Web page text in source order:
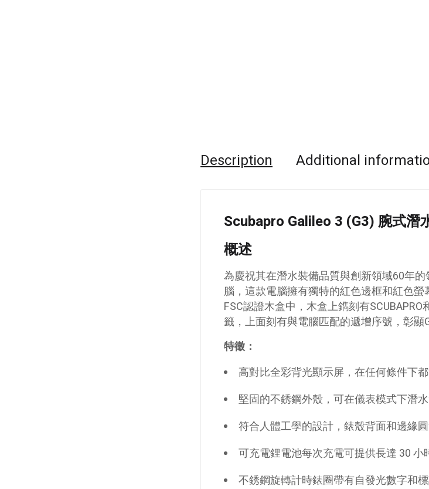
Description Additional
Scubapro Galileo 3 (G3) 腕式潛
概述
為慶祝其在潛水裝備品質與創新領域60年
腦，這款電腦擁有獨特的紅色邊框和紅色
FSC認證木盒中，木盒上鐫刻有
籤，上面刻有與電腦匹配的遞增序號，彰顯
特徵：
高對比全彩背光顯示屏，在任何條件下都
堅固的不銹鋼外殼，可在儀表模式下潛
符合人體工學的設計，錶殼背面和邊緣圓
可充電鋰電池每次充電可提供長達 30 小
不銹鋼旋轉計時錶圈帶有自發光數字和